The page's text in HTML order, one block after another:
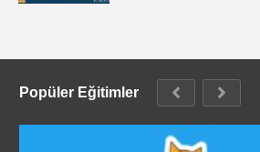
Popüler Eğitimler